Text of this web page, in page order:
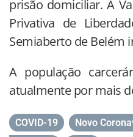
prisão domiciliar. A
Privativa de
Semiaberto de Belém
A população
atualmente por mais
COVID-19 Novo